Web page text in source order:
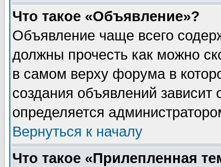
Что такое «Объявление»?
Объявление чаще всего
должны прочесть как можно
в самом верху форума в
создания объявлений зависит
определяется
Вернуться к началу
Что такое «Прилепленная